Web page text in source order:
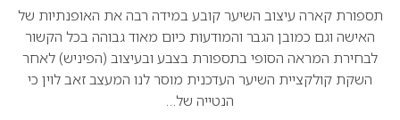
תספורת קארה עיצוב השיער קובע במידה רבה את האופנתיות של
האישה וגם כמובן הגבר והמודעות כיום מאוד גבוהה בכל הקשור
לבחירת המראה הסופי בתספורת בצבע ובעיצוב (הפיניש) לאחר
השקת קולקציית השיער העדכנית מוסר לנו המעצב זאב לוין כי
הנטייה של…